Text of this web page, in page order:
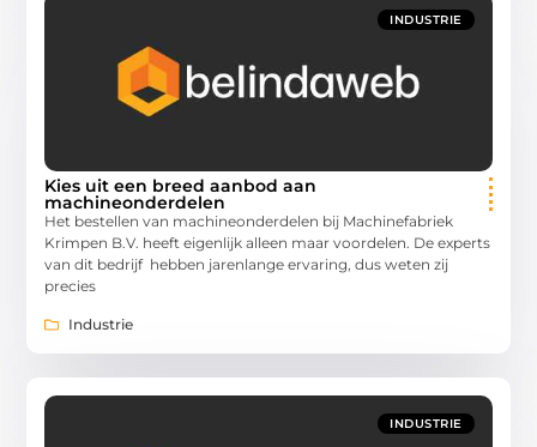
INDUSTRIE
Kies uit een breed aanbod aan
machineonderdelen
Het bestellen van machineonderdelen bij Machinefabriek
Krimpen B.V. heeft eigenlijk alleen maar voordelen. De experts
van dit bedrijf hebben jarenlange ervaring, dus weten zij
precies
Industrie
INDUSTRIE